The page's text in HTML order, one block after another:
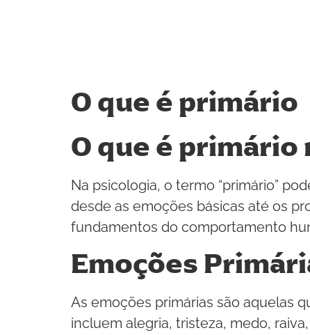
O que é primário
O que é primário
Na psicologia, o termo “primário”
desde as emoções básicas até os
fundamentos do comportamento
Emoções
As emoções primárias são aquelas
incluem alegria, tristeza, medo,